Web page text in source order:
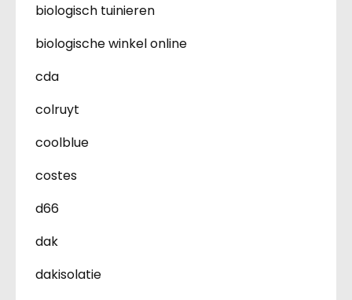
biologisch tuinieren
biologische winkel online
cda
colruyt
coolblue
costes
d66
dak
dakisolatie